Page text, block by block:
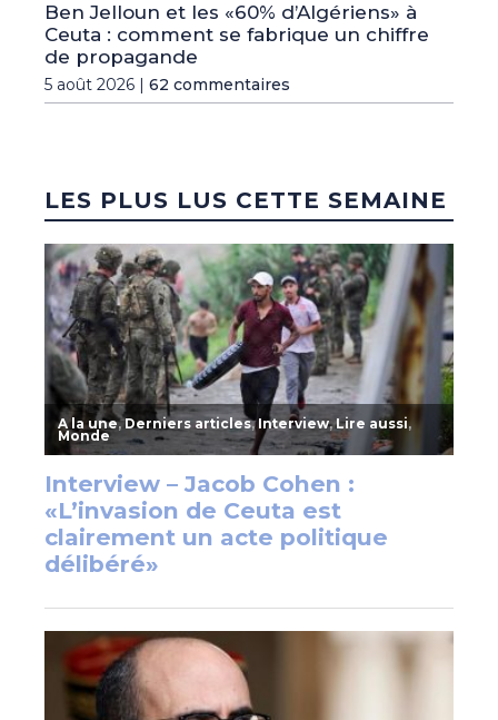
Ben Jelloun et les «60% d’Algériens» à
Ceuta : comment se fabrique un chiffre
de propagande
5 août 2026 | 62 commentaires
LES PLUS LUS CETTE SEMAINE